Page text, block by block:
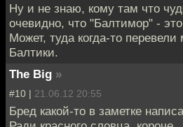
Ну и не знаю, кому там что
очевидно, что "Балтимор" -
Может, туда когда-то перевели
Балтики.
The Big »
#10 | 21.06.12 20:55
Бред какой-то в заметке